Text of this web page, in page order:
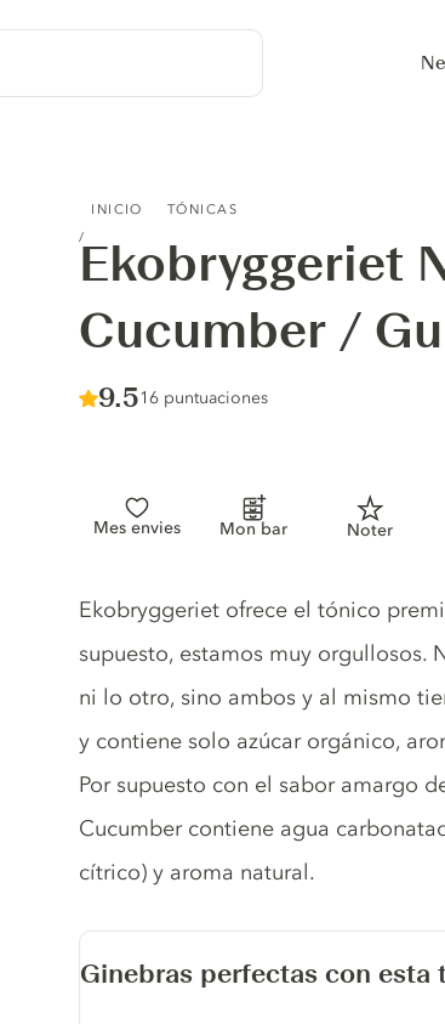
INICIO TÓNICAS
Ekobryggeriet
Cucumber /
Score :
9.5/ 10
16 puntuaciones
Mes envies Mon bar Noter
Tonic description
Ekobryggeriet ofrece el tónico
supuesto, estamos muy orgullosos.
ni lo otro, sino ambos y al mismo
y contiene solo azúcar orgánico,
Por supuesto con el sabor amargo
Cucumber contiene agua
cítrico) y aroma natural.
Ginebras perfectas con esta